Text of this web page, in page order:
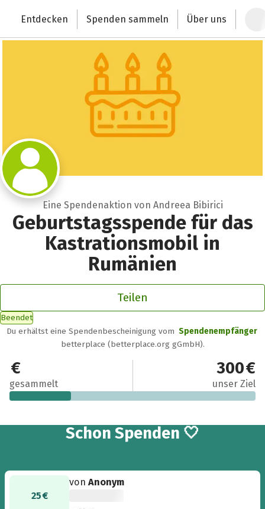
Deutschlands größte Spendenplattform
Entdecken Spenden sammeln Über uns
Eine Spendenaktion von Andreea Bibirici
Geburtstagsspende für das
Kastrationsmobil in
Rumänien
Teilen
Beendet
Du erhältst eine Spendenbescheinigung vom Spendenempfänger
betterplace (betterplace.org gGmbH).
75 €
gesammelt
300 €
unser Ziel
Schon 3
Spenden 🤍
25 €
vonAnonym